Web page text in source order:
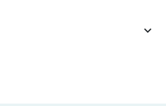
